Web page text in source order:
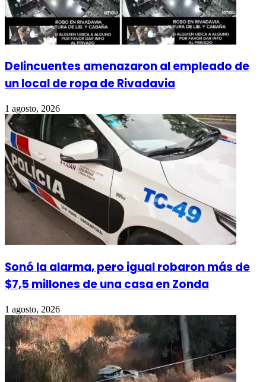
Delincuentes amenazaron al empleado de
un local de ropa de Rivadavia
1 agosto, 2026
Sonó la alarma, pero igual robaron más de
$7,5 millones de una casa en Zonda
1 agosto, 2026